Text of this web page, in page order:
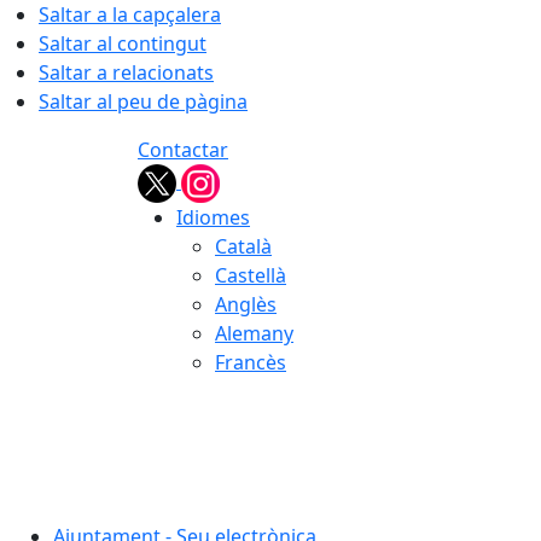
Saltar a la capçalera
Saltar al contingut
Saltar a relacionats
Saltar al peu de pàgina
Contactar
Idiomes
Català
Castellà
Anglès
Alemany
Francès